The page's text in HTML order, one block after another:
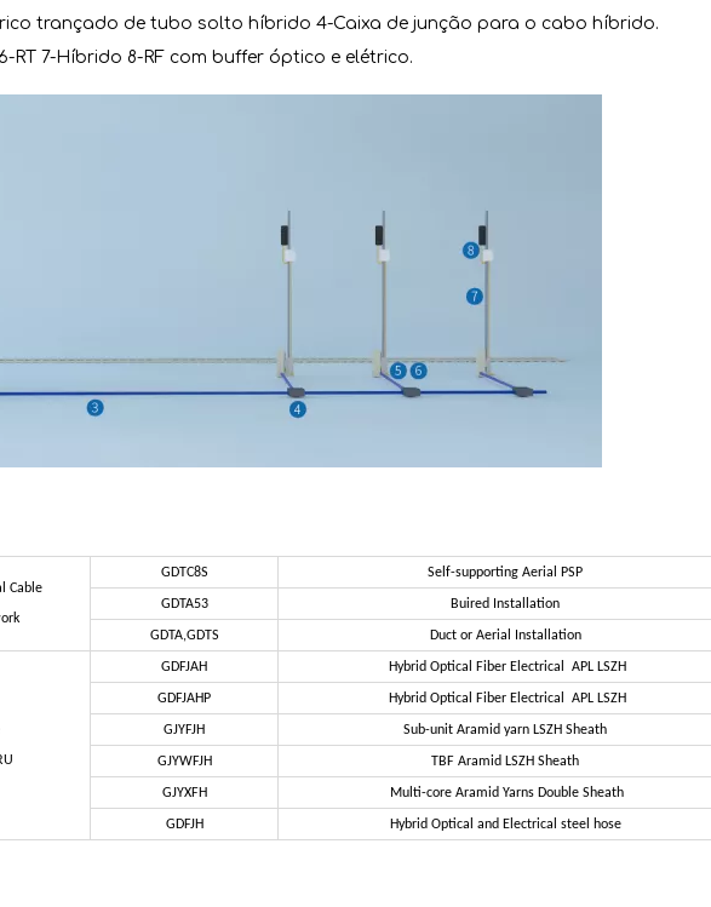
trançado de tubo solto híbrido 4-Caixa de junção para o cabo híbrido.
RT 7-Híbrido 8-RF com buffer óptico e elétrico.
Cable
GDTC8S Self-supporting Aerial PSP
GDTA53 Buired Installation
GDTA,GDTS Duct or Aerial Installation
GDFJAH Hybrid Optical Fiber Electrical APL LSZH
GDFJAHP Hybrid Optical Fiber Electrical APL LSZH
GJYFJH Sub-unit Aramid yarn LSZH Sheath
GJYWFJH TBF Aramid LSZH Sheath
GJYXFH Multi-core Aramid Yarns Double Sheath
GDFJH Hybrid Optical and Electrical steel hose